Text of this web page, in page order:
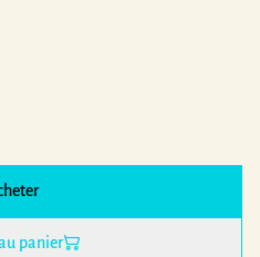
panier